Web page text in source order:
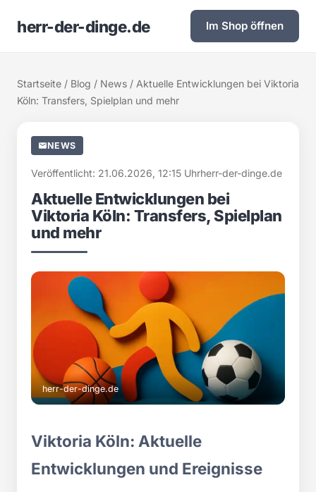
herr-der-dinge.de Im Shop öffnen
Startseite / Blog / News / Aktuelle Entwicklungen bei Viktoria
Köln: Transfers, Spielplan und mehr
NEWS
Veröffentlicht: 21.06.2026, 12:15 Uhrherr-der-dinge.de
Aktuelle Entwicklungen bei
Viktoria Köln: Transfers, Spielplan
und mehr
herr-der-dinge.de
Viktoria Köln: Aktuelle
Entwicklungen und Ereignisse